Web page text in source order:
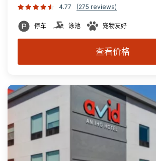
4.77
(275 reviews)
停车 泳池 宠物友好
查看价格